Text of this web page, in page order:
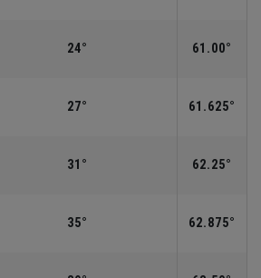
24° 61.00°
27° 61.625°
31° 62.25°
35° 62.875°